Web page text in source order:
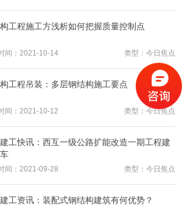
工程施工方浅析如何把握质量控制点
间：2021-10-14 类型：今日焦点
工程吊装：多层钢结构施工要点
间：2021-10-12 类型：今日焦点
工快讯：西互一级公路扩能改造一期工程建
间：2021-09-28 类型：今日焦点
工资讯：装配式钢结构建筑有何优势？